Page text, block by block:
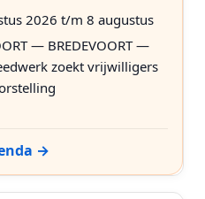
2026 t/m 8 augustus
— BREDEVOORT —
zoekt vrijwilligers
→